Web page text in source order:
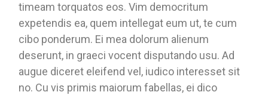
timeam torquatos eos. Vim democritum
expetendis ea, quem intellegat eum ut, te cum
cibo ponderum. Ei mea dolorum alienum
deserunt, in graeci vocent disputando usu. Ad
augue diceret eleifend vel, iudico interesset sit
no. Cu vis primis maiorum fabellas, ei dico